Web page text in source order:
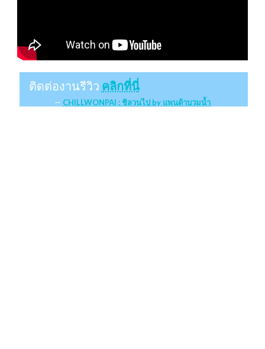
ติดต่องานรีวิว คลิกที่นี่
CHILLWONPAI : ชิลวนไป by แพนด้าบวมน้ำ